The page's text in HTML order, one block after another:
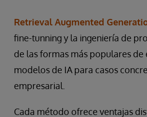
Retrieval Augmented
fine-tunning y la ingeniería de
de las formas más populares de
modelos de IA para casos
empresarial.
Cada método ofrece ventajas